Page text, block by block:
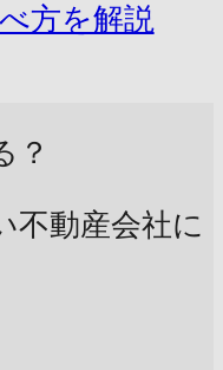
方を解説
？
不動産会社に